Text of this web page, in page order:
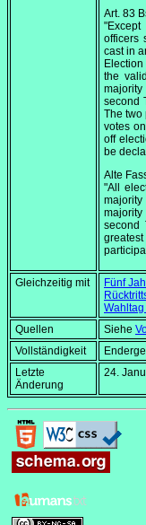
Art. 83
officers
cast in
the
majority
second
The two
votes
off
be
Alte
"All
majority
second
Gleichzeitig mit
Fünf
Quellen
Siehe
Vollständigkeit
Letzte
Änderung
24.